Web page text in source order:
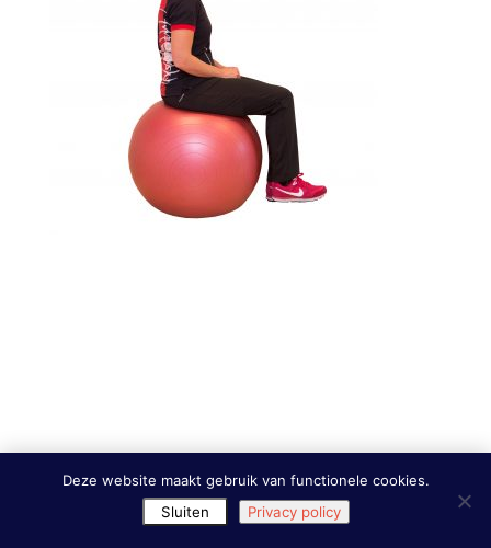
Deze website maakt gebruik van functionele cookies.
Sluiten
Privacy policy